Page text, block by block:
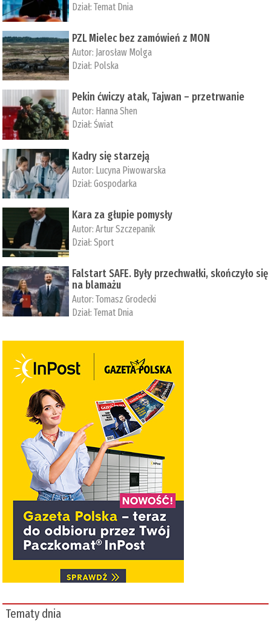
Dział:Temat Dnia
PZL Mielec bez zamówień z MON
Autor: Jarosław Molga
Dział: Polska
Pekin ćwiczy atak, Tajwan – przetrwanie
Autor: ­Hanna Shen
Dział:Świat
Kadry się starzeją
Autor: Lucyna Piwowarska
Dział:Gospodarka
Kara za głupie pomysły
Autor:Artur Szczepanik
Dział:Sport
Falstart SAFE. Były przechwałki, skończyło się
na blamażu
Autor:Tomasz Grodecki
Dział:Temat Dnia
Tematy dnia